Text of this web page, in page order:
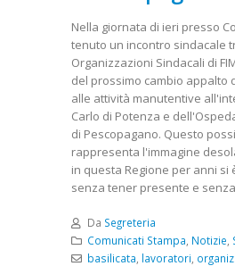
Nella giornata di ieri presso
tenuto un incontro sindacale
Organizzazioni Sindacali di
del prossimo cambio appalto
alle attività manutentive
Carlo di Potenza e
di Pescopagano. Questo
rappresenta l'immagine
in questa Regione per anni si
senza tener presente e
Da Segreteria
Comunicati Stampa Notizie
basilicata lavoratori